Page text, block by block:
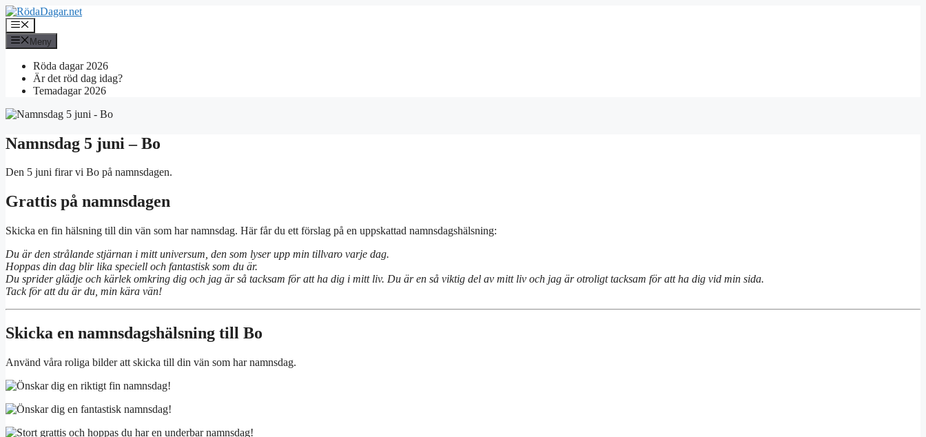
Hoppa
till
innehåll
Meny
Meny
Röda dagar 2026
Är det röd dag idag?
Temadagar 2026
Namnsdag 5 juni – Bo
Den 5 juni firar vi Bo på namnsdagen.
Grattis på namnsdagen
Skicka en fin hälsning till din vän som har namnsdag. Här får du ett förslag på en uppskattad namnsdagshälsning:
Du är den strålande stjärnan i mitt universum, den som lyser upp min tillvaro varje dag.
Hoppas din dag blir lika speciell och fantastisk som du är.
Du sprider glädje och kärlek omkring dig och jag är så tacksam för att ha dig i mitt liv. Du är en så viktig del av mitt liv och jag är otroligt tacksam för att ha dig vid min sida.
Tack för att du är du, min kära vän!
Skicka en namnsdagshälsning till Bo
Använd våra roliga bilder att skicka till din vän som har namnsdag.